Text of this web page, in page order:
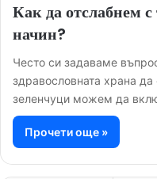
Как да отслабнем
начин?
Често си задаваме
здравословната храна
зеленчуци можем да
Прочети още »